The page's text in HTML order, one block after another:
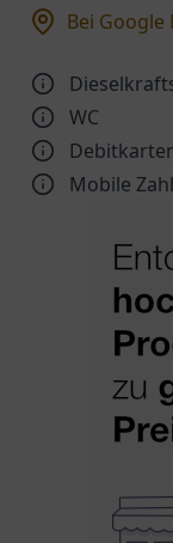
Bei Google
WC
Mobile